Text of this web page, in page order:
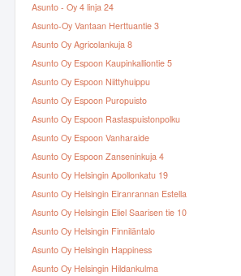
Asunto - Oy 4 linja 24
Asunto-Oy Vantaan Herttuantie 3
Asunto Oy Agricolankuja 8
Asunto Oy Espoon Kaupinkalliontie 5
Asunto Oy Espoon Niittyhuippu
Asunto Oy Espoon Puropuisto
Asunto Oy Espoon Rastaspuistonpolku
Asunto Oy Espoon Vanharaide
Asunto Oy Espoon Zanseninkuja 4
Asunto Oy Helsingin Apollonkatu 19
Asunto Oy Helsingin Eiranrannan Estella
Asunto Oy Helsingin Eliel Saarisen tie 10
Asunto Oy Helsingin Finniläntalo
Asunto Oy Helsingin Happiness
Asunto Oy Helsingin Hildankulma